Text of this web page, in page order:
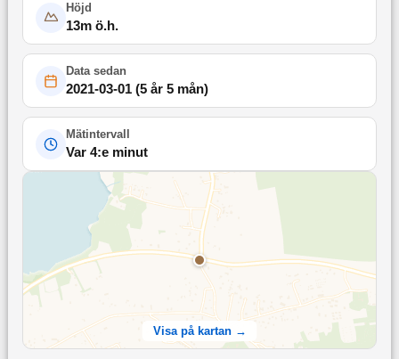
Höjd
13m ö.h.
Data sedan
2021-03-01(5 år 5 mån)
Mätintervall
Var 4:e minut
Visa på kartan →